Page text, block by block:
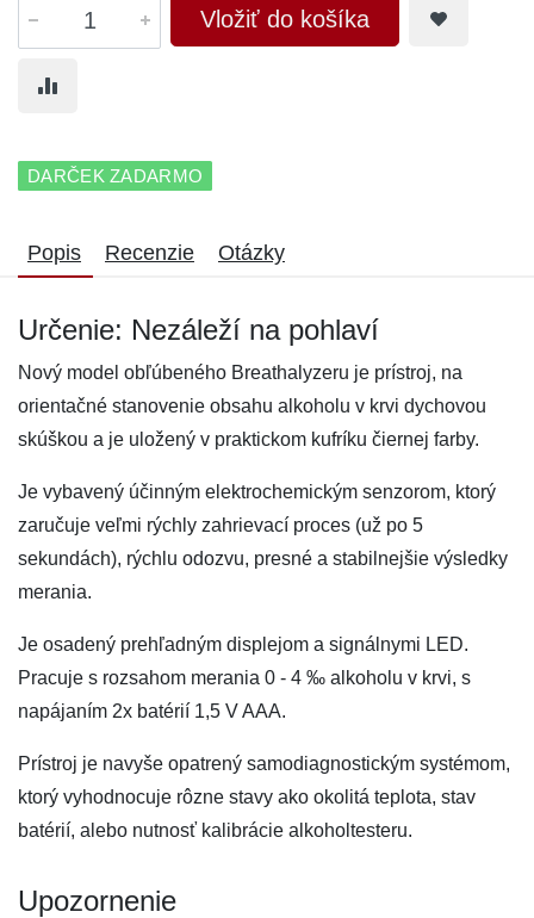
Vložiť do košíka
DARČEK ZADARMO
Popis Recenzie Otázky
Určenie: Nezáleží na pohlaví
Nový model obľúbeného Breathalyzeru je prístroj, na
orientačné stanovenie obsahu alkoholu v krvi dychovou
skúškou a je uložený v praktickom kufríku čiernej farby.
Je vybavený účinným elektrochemickým senzorom, ktorý
zaručuje veľmi rýchly zahrievací proces (už po 5
sekundách), rýchlu odozvu, presné a stabilnejšie výsledky
merania.
Je osadený prehľadným displejom a signálnymi LED.
Pracuje s rozsahom merania 0 - 4 ‰ alkoholu v krvi, s
napájaním 2x batérií 1,5 V AAA.
Prístroj je navyše opatrený samodiagnostickým systémom,
ktorý vyhodnocuje rôzne stavy ako okolitá teplota, stav
batérií, alebo nutnosť kalibrácie alkoholtesteru.
Upozornenie